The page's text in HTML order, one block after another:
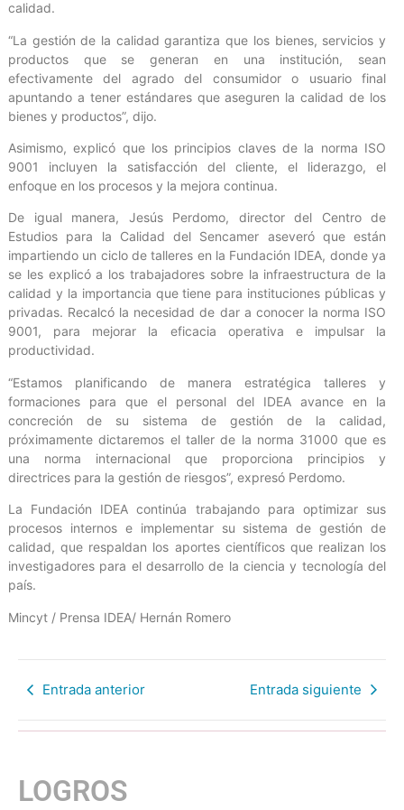
calidad.
“La gestión de la calidad garantiza que los bienes, servicios y
productos que se generan en una institución, sean
efectivamente del agrado del consumidor o usuario final
apuntando a tener estándares que aseguren la calidad de los
bienes y productos”, dijo.
Asimismo, explicó que los principios claves de la norma ISO
9001 incluyen la satisfacción del cliente, el liderazgo, el
enfoque en los procesos y la mejora continua.
De igual manera, Jesús Perdomo, director del Centro de
Estudios para la Calidad del Sencamer aseveró que están
impartiendo un ciclo de talleres en la Fundación IDEA, donde ya
se les explicó a los trabajadores sobre la infraestructura de la
calidad y la importancia que tiene para instituciones públicas y
privadas. Recalcó la necesidad de dar a conocer la norma ISO
9001, para mejorar la eficacia operativa e impulsar la
productividad.
“Estamos planificando de manera estratégica talleres y
formaciones para que el personal del IDEA avance en la
concreción de su sistema de gestión de la calidad,
próximamente dictaremos el taller de la norma 31000 que es
una norma internacional que proporciona principios y
directrices para la gestión de riesgos”, expresó Perdomo.
La Fundación IDEA continúa trabajando para optimizar sus
procesos internos e implementar su sistema de gestión de
calidad, que respaldan los aportes científicos que realizan los
investigadores para el desarrollo de la ciencia y tecnología del
país.
Mincyt / Prensa IDEA/ Hernán Romero
Entrada anterior Entrada siguiente
LOGROS